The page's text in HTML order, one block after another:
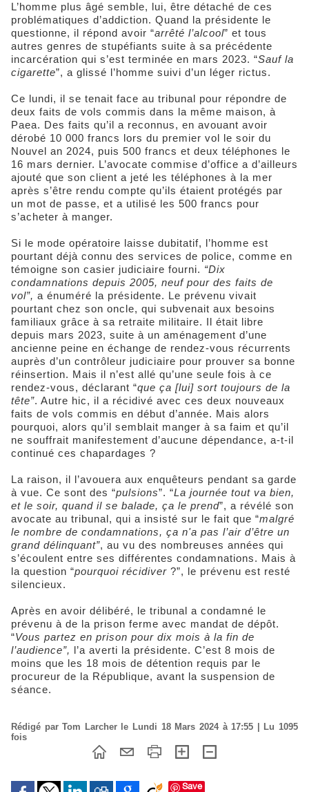
L’homme plus âgé semble, lui, être détaché de ces
problématiques d’addiction. Quand la présidente le
questionne, il répond avoir “arrêté l’alcool” et tous
autres genres de stupéfiants suite à sa précédente
incarcération qui s’est terminée en mars 2023. “Sauf la
cigarette”, a glissé l’homme suivi d’un léger rictus.
Ce lundi, il se tenait face au tribunal pour répondre de
deux faits de vols commis dans la même maison, à
Paea. Des faits qu’il a reconnus, en avouant avoir
dérobé 10 000 francs lors du premier vol le soir du
Nouvel an 2024, puis 500 francs et deux téléphones le
16 mars dernier. L’avocate commise d’office a d’ailleurs
ajouté que son client a jeté les téléphones à la mer
après s’être rendu compte qu’ils étaient protégés par
un mot de passe, et a utilisé les 500 francs pour
s’acheter à manger.
Si le mode opératoire laisse dubitatif, l’homme est
pourtant déjà connu des services de police, comme en
témoigne son casier judiciaire fourni. “Dix
condamnations depuis 2005, neuf pour des faits de
vol”, a énuméré la présidente. Le prévenu vivait
pourtant chez son oncle, qui subvenait aux besoins
familiaux grâce à sa retraite militaire. Il était libre
depuis mars 2023, suite à un aménagement d’une
ancienne peine en échange de rendez-vous récurrents
auprès d’un contrôleur judiciaire pour prouver sa bonne
réinsertion. Mais il n’est allé qu’une seule fois à ce
rendez-vous, déclarant “que ça [lui] sort toujours de la
tête”. Autre hic, il a récidivé avec ces deux nouveaux
faits de vols commis en début d’année. Mais alors
pourquoi, alors qu’il semblait manger à sa faim et qu’il
ne souffrait manifestement d’aucune dépendance, a-t-il
continué ces chapardages ?
La raison, il l’avouera aux enquêteurs pendant sa garde
à vue. Ce sont des “pulsions”. “La journée tout va bien,
et le soir, quand il se balade, ça le prend”, a révélé son
avocate au tribunal, qui a insisté sur le fait que “malgré
le nombre de condamnations, ça n'a pas l’air d’être un
grand délinquant”, au vu des nombreuses années qui
s’écoulent entre ses différentes condamnations. Mais à
la question “pourquoi récidiver ?”, le prévenu est resté
silencieux.
Après en avoir délibéré, le tribunal a condamné le
prévenu à de la prison ferme avec mandat de dépôt.
“Vous partez en prison pour dix mois à la fin de
l’audience”, l’a averti la présidente. C’est 8 mois de
moins que les 18 mois de détention requis par le
procureur de la République, avant la suspension de
séance.
Rédigé par Tom Larcher le Lundi 18 Mars 2024 à 17:55 | Lu 1095
fois
Save